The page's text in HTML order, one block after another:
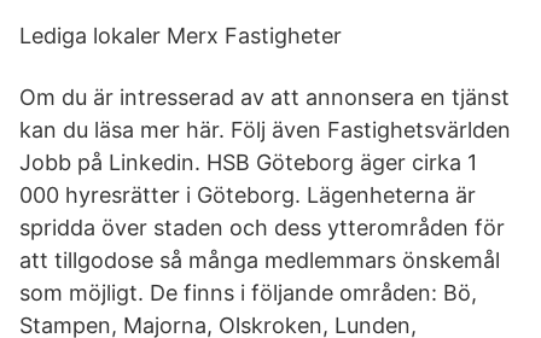
Lediga lokaler Merx Fastigheter
Om du är intresserad av att annonsera en tjänst
kan du läsa mer här. Följ även Fastighetsvärlden
Jobb på Linkedin. HSB Göteborg äger cirka 1
000 hyresrätter i Göteborg. Lägenheterna är
spridda över staden och dess ytterområden för
att tillgodose så många medlemmars önskemål
som möjligt. De finns i följande områden: Bö,
Stampen, Majorna, Olskroken, Lunden,